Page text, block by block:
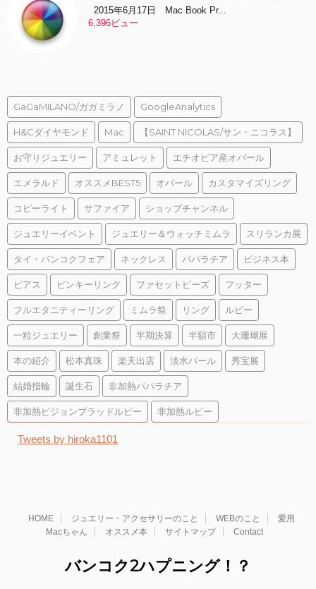
2015年6月17日 Mac Book Pr...
6,396ビュー
GaGaMILANO/ガガミラノ GoogleAnalytics
H&Cダイヤモンド Mac 【SAINT NICOLAS/サン・ニコラス】
お守りジュエリー アミュレット エチオピア産オパール
エメラルド オススメBEST5 オパール カスタマイズリング
コピーライト サファイア ショップチャンネル
ジュエリーイベント ジュエリー＆ウォッチミムラ スリランカ展
タイ・バンコクフェア ネックレス パパラチア ビジネス本
ピアス ピンキーリング ファセットビーズ フッター
フルエタニティーリング ミムラ祭 リング ルビー
一粒ジュエリー 創業祭 半期決算 半額市 大珊瑚展
本の紹介 松本真珠 楽天出店 淡水パール 秀宝展
結婚指輪 誕生石 非加熱パパラチア
非加熱ピジョンブラッドルビー 非加熱ルビー
Tweets by hiroka1101
HOME ジュエリー・アクセサリーのこと WEBのこと
愛用
Macちゃん
オススメ本 サイトマップ Contact
バンコク2ハプニング！？